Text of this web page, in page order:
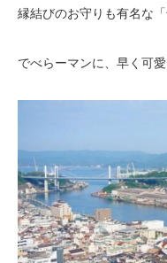
縁結びのお守りも有名な「
でべらーマンに、早く可